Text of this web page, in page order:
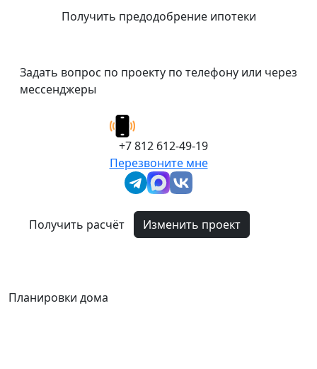
Получить предодобрение ипотеки
Задать вопрос по проекту по телефону или через
мессенджеры
+7 812 612-49-19
Перезвоните мне
Получить расчёт Изменить проект
Планировки дома